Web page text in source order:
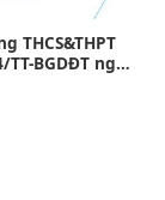
THCS&THPT
BGDĐT ngày